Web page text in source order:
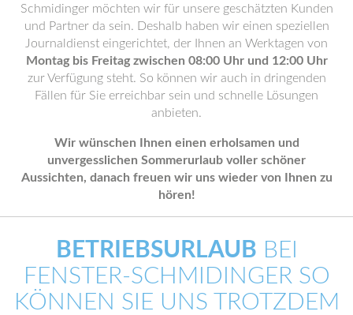
Schmidinger möchten wir für unsere geschätzten Kunden
und Partner da sein. Deshalb haben wir einen speziellen
Journaldienst eingerichtet, der Ihnen an Werktagen von
Montag bis Freitag zwischen 08:00 Uhr und 12:00 Uhr
zur Verfügung steht. So können wir auch in dringenden
Fällen für Sie erreichbar sein und schnelle Lösungen
anbieten.
Wir wünschen Ihnen einen erholsamen und
unvergesslichen Sommerurlaub voller schöner
Aussichten, danach freuen wir uns wieder von Ihnen zu
hören!
BETRIEBSURLAUB BEI
FENSTER-SCHMIDINGER SO
KÖNNEN SIE UNS TROTZDEM